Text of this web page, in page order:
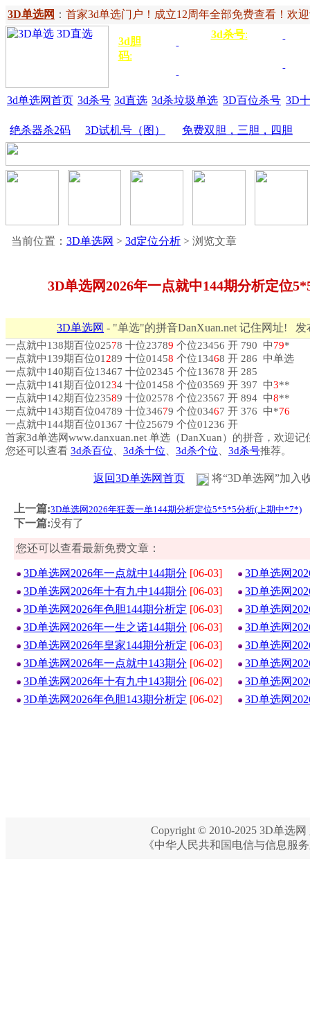
3D单选网 ： 首家3d单选门户！成立12周年全部免费查看！欢
3d胆
码:
3d杀号:
3d单选网首页 3d杀号 3d直选 3d杀垃圾单选 3D百位杀号 3D
绝杀器杀2码 3D试机号（图） 免费双胆，三胆，四胆
当前位置： 3D单选网 > 3d定位分析 > 浏览文章
3D单选网2026年一点就中144期分析定位
3D单选网 - "单选"的拼音DanXuan.net 记住网址! 发
一点就中138期百位02578 十位23789 个位23456 开 790 中79*
一点就中139期百位01 289 十位01458 个位13468 开 286 中单选
一点就中140期百位13467 十位02345 个位13678 开 285
一点就中141期百位01234 十位01458 个位03569 开 397 中3**
一点就中142期百位23589 十位02578 个位23567 开 894 中8**
一点就中143期百位04789 十位34679 个位03467 开 376 中*76
一点就中144期百位01367 十位25679 个位01236 开
首家3d单选网www.danxuan.net 单选（DanXuan）的拼音，欢迎记
您还可以查看 3d杀百位 3d杀十位 3d杀个位 3d杀号推荐。
返回3D单选网首页 将“3D单选网”加入
上一篇:3D单选网2026年狂轰一单144期分析定位5*5*5分析(上期中*7*)
下一篇:没有了
您还可以查看最新免费文章：
3D单选网2026年一点就中144期分 [06-03]
3D单选网
3D单选网2026年十有九中144期分 [06-03]
3D单选网
3D单选网2026年色胆144期分析定 [06-03]
3D单选网
3D单选网2026年一生之诺144期分 [06-03]
3D单选网
3D单选网2026年皇家144期分析定 [06-03]
3D单选网
3D单选网2026年一点就中143期分 [06-02]
3D单选网
3D单选网2026年十有九中143期分 [06-02]
3D单选网
3D单选网2026年色胆143期分析定 [06-02] 3D单选网
Copyright © 2010-2025 3D单选网
《中华人民共和国电信与信息服